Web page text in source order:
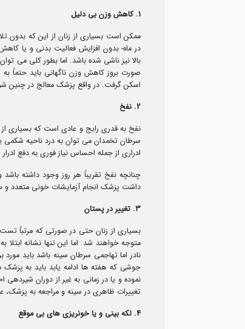
1. کاهش وزن بی دلیل
در ماه- بدون افزایش فعالیت بدنی و یا
بالا نیز ناشی شده باشد. اما بطور کلی می
صورت بروز کاهش وزن ناگهانی باید حتماً
اسکن گرفت. در واقع پزشک معالج در چنین
2. نفخ
نفخ به قدری رایج و عادی است که بسیاری از
سرطان تخمدان می توان به درد ناحیه
ادراری از جمله احساس نیاز فوری به دفع ادرار
چنانچه نفخ تقریباً هر روز وجود داشته باشد
داشت پزشک انجام آزمایشات خونی متعدد و
3. تغییر در پستان
بسیاری از زنان حتی در صورتی که مرتباً
متوجه خواهند شد. اما این تنها نشانه
نادر اما تهاجمی سرطان سینه باشد باید
جوشی که هفته ها ادامه یابد باید به
نموده و یا در زمانی به غیر از دوران
تغییرات ظاهری در سینه و مراجعه به پزشک،
4. لکه بینی و یا خونریزی های بی موقع